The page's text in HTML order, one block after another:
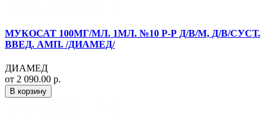
МУКОСАТ 100МГ/МЛ. 1МЛ. №10 Р-Р Д/В/М, Д/В/СУСТ.
ВВЕД. АМП. /ДИАМЕД/
ДИАМЕД
от 2 090.00 р.
В корзину